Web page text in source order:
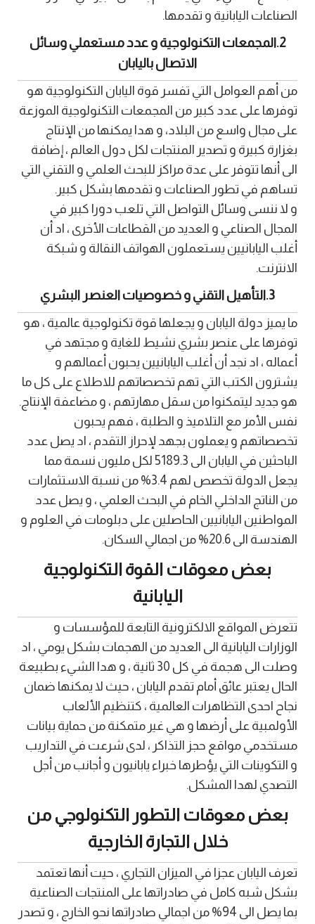
الصناعات اليابانية و تقدمها.
2.المجمعات التكنولوجية و عدد مستعملي وسائل
الاتصال باليابان
من أهم العوامل التي تفسر قوة اليابان التكنولوجية هو
توفرها على عدد كبير من المجمعات التكنولوجية الموزعة
على مجال واسع من البلاد، و هدا يمكنها من الإنتاج
بغزارة كبيرة و تصدير المنتجات لكل دول العالم ، إضافة
الى أنها تتوفر على عدة مراكز للبحث العلمي و التقني التي
تساهم في تطور الصناعات و تقدمها بشكل كبير.
و لا ننسى وسائل التواصل التي تلعب دورا كبير في
المجال الصناعي و العديد من القطاعات الأخرى ، اد أن
أغلب اليابانيين يستعملون الهواتف النقالة و شبكة
الانترنت.
3.التأهيل التقني و خصوصيات العنصر البشري
ما يميز دولة اليابان و يجعلها قوة تكنولوجية عالمية ، هو
توفرها على عنصر بشري نشيط للغاية و مجتهد في
أعماله ، اد نجد أن أغلب اليابانيين يحبون أعمالهم و
يشترون الكتب التي تهم تخصصاتهم للاطلاع على كل ما
هو جديد ليتمكنوا من سقل مهارتهم ، و مضاعفة الإنتاج.
نفس الأمر مع التلاميذ و الطلبة ، فهم يحبون
تخصصاتهم و يعملون بجهد لإحراز التقدم ، اد يصل عدد
الباحثين في اليابان الى 5189.3 لكل مليون نسمة مما
يجعل الدولة تخصص لهم 3.4% من نسبة الاستثمارات
من الناتج الداخلي الخام في البحث العلمي ، و يصل عدد
المواطنين اليابانيين الحاصلين على دبلومات في العلوم و
الهندسة الى 20.6% من اجمالي السكان.
بعض معوقات القوة التكنولوجية
اليابانية
تتعرض المواقع الالكترونية التابعة للمؤسسات و
الوزارات اليابانية الى العديد من الهجمات بشكل يومي ، اد
وصلت الى هجمة في كل 30 ثانية ، و هدا الشيء بطبيعة
الحال يعتبر عائق أمام تقدم اليابان ، حيث لا يمكنها ضمان
نجاح احدى التظاهرات العالمية ، كتنظيم الألعاب
الأولمبية على أرضها و هي غير متمكنة من حماية بيانات
مستخدمي مواقع حجز التذاكر ، لدى شرعت في التداريب
و التكوينات التي يؤطرها خبراء يابانيون و أجانب من أجل
التصدي لهدا المشكل.
بعض معوقات التطور التكنولوجي من
خلال التجارة الخارجية
تعرف اليابان عجزا في الميزان التجاري ، حيت أنها تعتمد
بشكل شبه كامل في صادراتها على المنتجات الصناعية
بما يصل الى 94% من اجمالي صادراتها نحو الخارج ، و تصدر